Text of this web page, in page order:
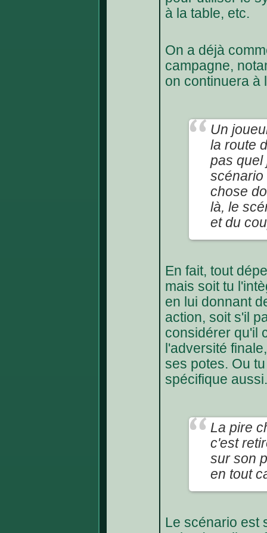
à la table, etc.
On a déjà
campagne,
on continuera à
Un
la route
pas quel
scénario
chose
là, le
et du
En fait, tout
mais soit tu
en lui donnant
action, soit s'il
considérer qu'il
l'adversité
ses potes. Ou
spécifique aussi.
La pire
c'est
sur son
en tout
Le scénario est